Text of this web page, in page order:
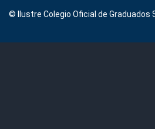
© Ilustre Colegio Oficial de Graduados